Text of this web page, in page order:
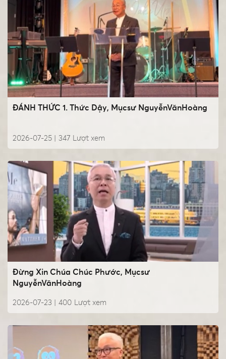
ĐÁNH THỨC 1. Thức Dậy, Mụcsư NguyễnVănHoàng
2026-07-25 | Lượt xem
347
Đừng Xin Chúa Chúc Phước, Mụcsư
NguyễnVănHoàng
2026-07-23 | Lượt xem
400